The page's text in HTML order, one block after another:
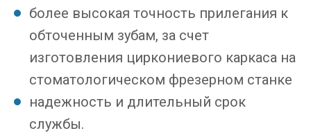
более высокая точность прилегания к
обточенным зубам, за счет
изготовления циркониевого каркаса на
стоматологическом фрезерном станке
надежность и длительный срок
службы.